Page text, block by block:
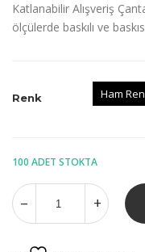
Katlanabilir Alışveriş
ölçülerde baskılı ve
Renk Ham
100 ADET STOKTA